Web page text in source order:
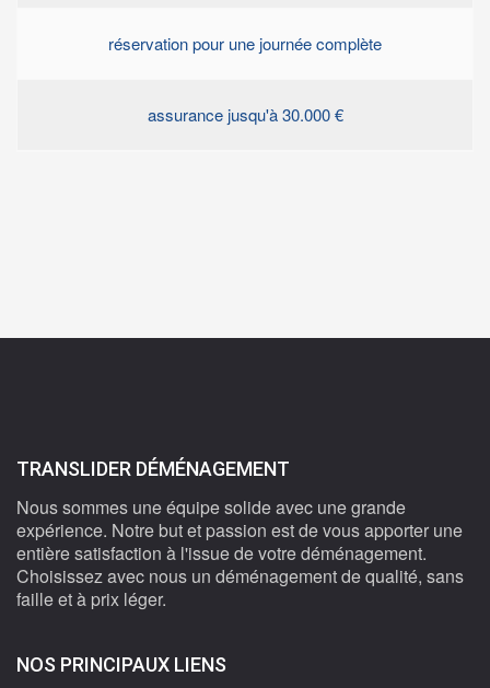
réservation pour une journée complète
assurance jusqu'à 30.000 €
TRANSLIDER DÉMÉNAGEMENT
Nous sommes une équipe solide avec une grande
expérience. Notre but et passion est de vous apporter une
entière satisfaction à l'issue de votre déménagement.
Choisissez avec nous un déménagement de qualité, sans
faille et à prix léger.
NOS PRINCIPAUX LIENS